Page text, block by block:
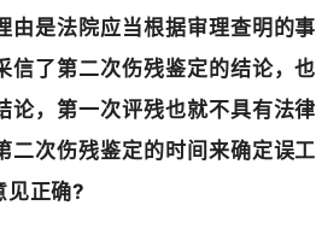
由是法院应当根据审理查明的事
信了第二次伤残鉴定的结论，也
论，第一次评残也就不具有法律
二次伤残鉴定的时间来确定误工
见正确?